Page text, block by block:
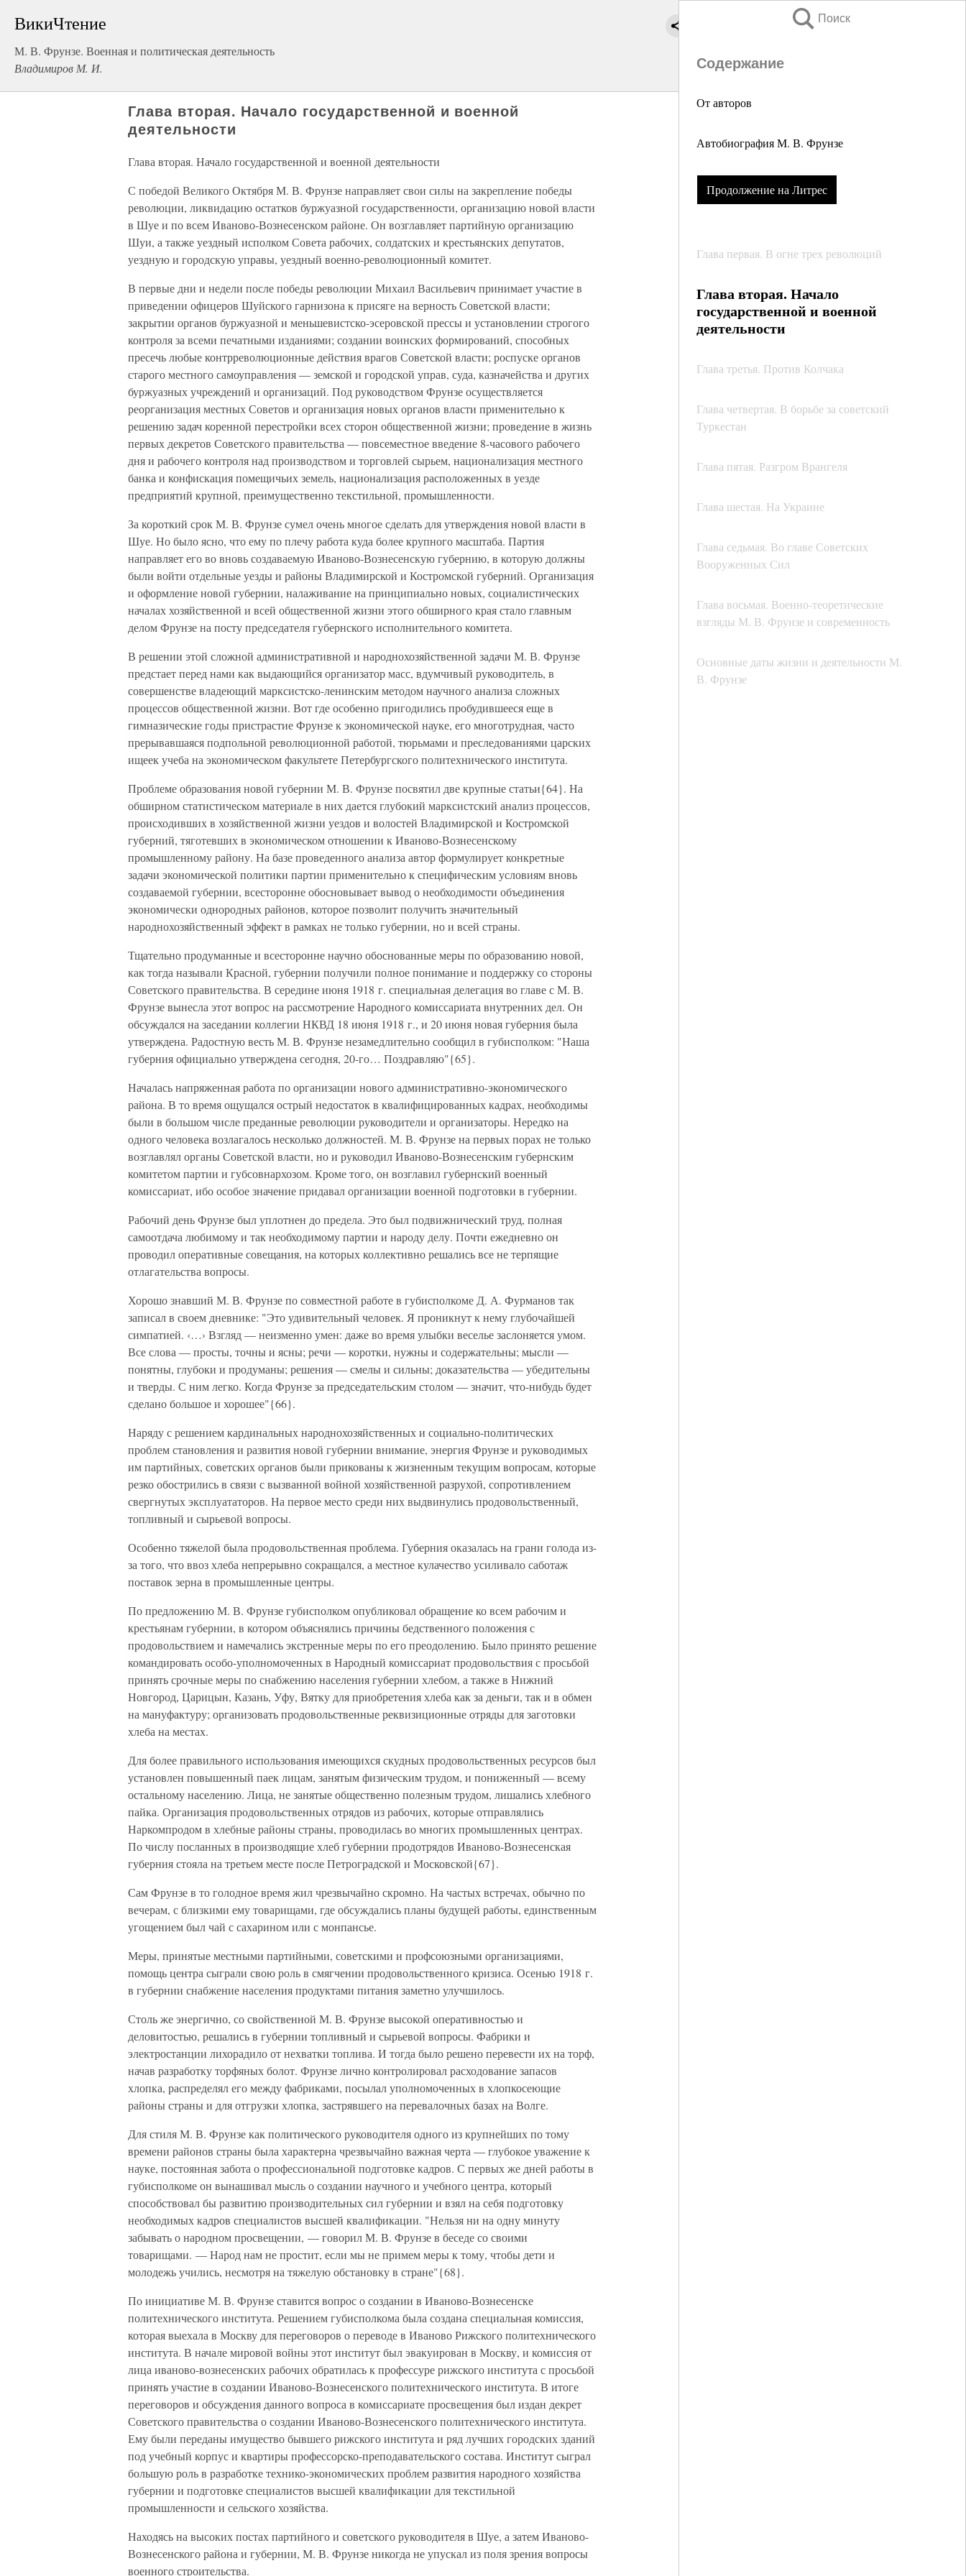
ВикиЧтение
М. В. Фрунзе. Военная и политическая деятельность
Владимиров М. И.
Поиск
Содержание
От авторов
Автобиография М. В. Фрунзе
Продолжение на Литрес
Глава первая. В огне трех революций
Глава вторая. Начало
государственной и военной
деятельности
Глава третья. Против Колчака
Глава четвертая. В борьбе за советский
Туркестан
Глава пятая. Разгром Врангеля
Глава шестая. На Украине
Глава седьмая. Во главе Советских
Вооруженных Сил
Глава восьмая. Военно-теоретические
взгляды М. В. Фрунзе и современность
Основные даты жизни и деятельности М.
В. Фрунзе
Глава вторая. Начало государственной и военной
деятельности
Глава вторая. Начало государственной и военной деятельности
С победой Великого Октября М. В. Фрунзе направляет свои силы на закрепление победы
революции, ликвидацию остатков буржуазной государственности, организацию новой власти
в Шуе и по всем Иваново-Вознесенском районе. Он возглавляет партийную организацию
Шуи, а также уездный исполком Совета рабочих, солдатских и крестьянских депутатов,
уездную и городскую управы, уездный военно-революционный комитет.
В первые дни и недели после победы революции Михаил Васильевич принимает участие в
приведении офицеров Шуйского гарнизона к присяге на верность Советской власти;
закрытии органов буржуазной и меньшевистско-эсеровской прессы и установлении строгого
контроля за всеми печатными изданиями; создании воинских формирований, способных
пресечь любые контрреволюционные действия врагов Советской власти; роспуске органов
старого местного самоуправления — земской и городской управ, суда, казначейства и других
буржуазных учреждений и организаций. Под руководством Фрунзе осуществляется
реорганизация местных Советов и организация новых органов власти применительно к
решению задач коренной перестройки всех сторон общественной жизни; проведение в жизнь
первых декретов Советского правительства — повсеместное введение 8-часового рабочего
дня и рабочего контроля над производством и торговлей сырьем, национализация местного
банка и конфискация помещичьих земель, национализация расположенных в уезде
предприятий крупной, преимущественно текстильной, промышленности.
За короткий срок М. В. Фрунзе сумел очень многое сделать для утверждения новой власти в
Шуе. Но было ясно, что ему по плечу работа куда более крупного масштаба. Партия
направляет его во вновь создаваемую Иваново-Вознесенскую губернию, в которую должны
были войти отдельные уезды и районы Владимирской и Костромской губерний. Организация
и оформление новой губернии, налаживание на принципиально новых, социалистических
началах хозяйственной и всей общественной жизни этого обширного края стало главным
делом Фрунзе на посту председателя губернского исполнительного комитета.
В решении этой сложной административной и народнохозяйственной задачи М. В. Фрунзе
предстает перед нами как выдающийся организатор масс, вдумчивый руководитель, в
совершенстве владеющий марксистско-ленинским методом научного анализа сложных
процессов общественной жизни. Вот где особенно пригодились пробудившееся еще в
гимназические годы пристрастие Фрунзе к экономической науке, его многотрудная, часто
прерывавшаяся подпольной революционной работой, тюрьмами и преследованиями царских
ищеек учеба на экономическом факультете Петербургского политехнического института.
Проблеме образования новой губернии М. В. Фрунзе посвятил две крупные статьи{64}. На
обширном статистическом материале в них дается глубокий марксистский анализ процессов,
происходивших в хозяйственной жизни уездов и волостей Владимирской и Костромской
губерний, тяготевших в экономическом отношении к Иваново-Вознесенскому
промышленному району. На базе проведенного анализа автор формулирует конкретные
задачи экономической политики партии применительно к специфическим условиям вновь
создаваемой губернии, всесторонне обосновывает вывод о необходимости объединения
экономически однородных районов, которое позволит получить значительный
народнохозяйственный эффект в рамках не только губернии, но и всей страны.
Тщательно продуманные и всесторонне научно обоснованные меры по образованию новой,
как тогда называли Красной, губернии получили полное понимание и поддержку со стороны
Советского правительства. В середине июня 1918 г. специальная делегация во главе с М. В.
Фрунзе вынесла этот вопрос на рассмотрение Народного комиссариата внутренних дел. Он
обсуждался на заседании коллегии НКВД 18 июня 1918 г., и 20 июня новая губерния была
утверждена. Радостную весть М. В. Фрунзе незамедлительно сообщил в губисполком: "Наша
губерния официально утверждена сегодня, 20-го… Поздравляю"{65}.
Началась напряженная работа по организации нового административно-экономического
района. В то время ощущался острый недостаток в квалифицированных кадрах, необходимы
были в большом числе преданные революции руководители и организаторы. Нередко на
одного человека возлагалось несколько должностей. М. В. Фрунзе на первых порах не только
возглавлял органы Советской власти, но и руководил Иваново-Вознесенским губернским
комитетом партии и губсовнархозом. Кроме того, он возглавил губернский военный
комиссариат, ибо особое значение придавал организации военной подготовки в губернии.
Рабочий день Фрунзе был уплотнен до предела. Это был подвижнический труд, полная
самоотдача любимому и так необходимому партии и народу делу. Почти ежедневно он
проводил оперативные совещания, на которых коллективно решались все не терпящие
отлагательства вопросы.
Хорошо знавший М. В. Фрунзе по совместной работе в губисполкоме Д. А. Фурманов так
записал в своем дневнике: "Это удивительный человек. Я проникнут к нему глубочайшей
симпатией. ‹…› Взгляд — неизменно умен: даже во время улыбки веселье заслоняется умом.
Все слова — просты, точны и ясны; речи — коротки, нужны и содержательны; мысли —
понятны, глубоки и продуманы; решения — смелы и сильны; доказательства — убедительны
и тверды. С ним легко. Когда Фрунзе за председательским столом — значит, что-нибудь будет
сделано большое и хорошее"{66}.
Наряду с решением кардинальных народнохозяйственных и социально-политических
проблем становления и развития новой губернии внимание, энергия Фрунзе и руководимых
им партийных, советских органов были прикованы к жизненным текущим вопросам, которые
резко обострились в связи с вызванной войной хозяйственной разрухой, сопротивлением
свергнутых эксплуататоров. На первое место среди них выдвинулись продовольственный,
топливный и сырьевой вопросы.
Особенно тяжелой была продовольственная проблема. Губерния оказалась на грани голода из-
за того, что ввоз хлеба непрерывно сокращался, а местное кулачество усиливало саботаж
поставок зерна в промышленные центры.
По предложению М. В. Фрунзе губисполком опубликовал обращение ко всем рабочим и
крестьянам губернии, в котором объяснялись причины бедственного положения с
продовольствием и намечались экстренные меры по его преодолению. Было принято решение
командировать особо-уполномоченных в Народный комиссариат продовольствия с просьбой
принять срочные меры по снабжению населения губернии хлебом, а также в Нижний
Новгород, Царицын, Казань, Уфу, Вятку для приобретения хлеба как за деньги, так и в обмен
на мануфактуру; организовать продовольственные реквизиционные отряды для заготовки
хлеба на местах.
Для более правильного использования имеющихся скудных продовольственных ресурсов был
установлен повышенный паек лицам, занятым физическим трудом, и пониженный — всему
остальному населению. Лица, не занятые общественно полезным трудом, лишались хлебного
пайка. Организация продовольственных отрядов из рабочих, которые отправлялись
Наркомпродом в хлебные районы страны, проводилась во многих промышленных центрах.
По числу посланных в производящие хлеб губернии продотрядов Иваново-Вознесенская
губерния стояла на третьем месте после Петроградской и Московской{67}.
Сам Фрунзе в то голодное время жил чрезвычайно скромно. На частых встречах, обычно по
вечерам, с близкими ему товарищами, где обсуждались планы будущей работы, единственным
угощением был чай с сахарином или с монпансье.
Меры, принятые местными партийными, советскими и профсоюзными организациями,
помощь центра сыграли свою роль в смягчении продовольственного кризиса. Осенью 1918 г.
в губернии снабжение населения продуктами питания заметно улучшилось.
Столь же энергично, со свойственной М. В. Фрунзе высокой оперативностью и
деловитостью, решались в губернии топливный и сырьевой вопросы. Фабрики и
электростанции лихорадило от нехватки топлива. И тогда было решено перевести их на торф,
начав разработку торфяных болот. Фрунзе лично контролировал расходование запасов
хлопка, распределял его между фабриками, посылал уполномоченных в хлопкосеющие
районы страны и для отгрузки хлопка, застрявшего на перевалочных базах на Волге.
Для стиля М. В. Фрунзе как политического руководителя одного из крупнейших по тому
времени районов страны была характерна чрезвычайно важная черта — глубокое уважение к
науке, постоянная забота о профессиональной подготовке кадров. С первых же дней работы в
губисполкоме он вынашивал мысль о создании научного и учебного центра, который
способствовал бы развитию производительных сил губернии и взял на себя подготовку
необходимых кадров специалистов высшей квалификации. "Нельзя ни на одну минуту
забывать о народном просвещении, — говорил М. В. Фрунзе в беседе со своими
товарищами. — Народ нам не простит, если мы не примем меры к тому, чтобы дети и
молодежь учились, несмотря на тяжелую обстановку в стране"{68}.
По инициативе М. В. Фрунзе ставится вопрос о создании в Иваново-Вознесенске
политехнического института. Решением губисполкома была создана специальная комиссия,
которая выехала в Москву для переговоров о переводе в Иваново Рижского политехнического
института. В начале мировой войны этот институт был эвакуирован в Москву, и комиссия от
лица иваново-вознесенских рабочих обратилась к профессуре рижского института с просьбой
принять участие в создании Иваново-Вознесенского политехнического института. В итоге
переговоров и обсуждения данного вопроса в комиссариате просвещения был издан декрет
Советского правительства о создании Иваново-Вознесенского политехнического института.
Ему были переданы имущество бывшего рижского института и ряд лучших городских зданий
под учебный корпус и квартиры профессорско-преподавательского состава. Институт сыграл
большую роль в разработке технико-экономических проблем развития народного хозяйства
губернии и подготовке специалистов высшей квалификации для текстильной
промышленности и сельского хозяйства.
Находясь на высоких постах партийного и советского руководителя в Шуе, а затем Иваново-
Вознесенского района и губернии, М. В. Фрунзе никогда не упускал из поля зрения вопросы
военного строительства.